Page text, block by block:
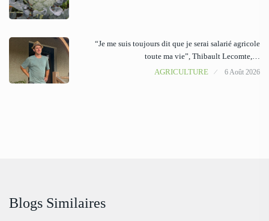
“Je me suis toujours dit que je serai salarié agricole
toute ma vie”, Thibault Lecomte,…
AGRICULTURE
6 Août 2026
Blogs Similaires